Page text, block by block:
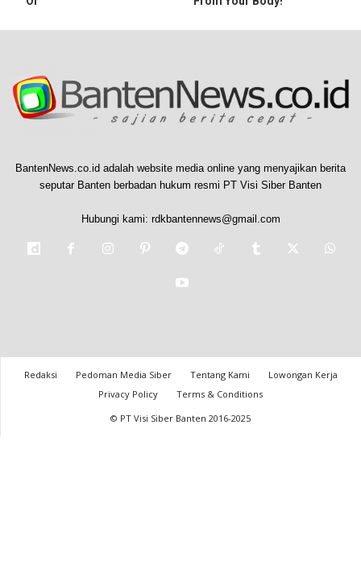
BantenNews.co.id adalah website media online yang menyajikan berita
seputar Banten berbadan hukum resmi PT Visi Siber Banten
Hubungi kami: rdkbantennews@gmail.com
Redaksi Pedoman Media Siber Tentang Kami
Lowongan Kerja
Privacy Policy
Terms & Conditions
© PT Visi Siber Banten 2016-2025